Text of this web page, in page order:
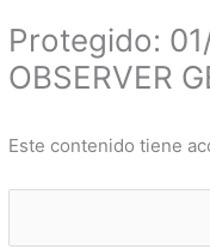
Protegido:
OBSERVER
Este contenido tiene